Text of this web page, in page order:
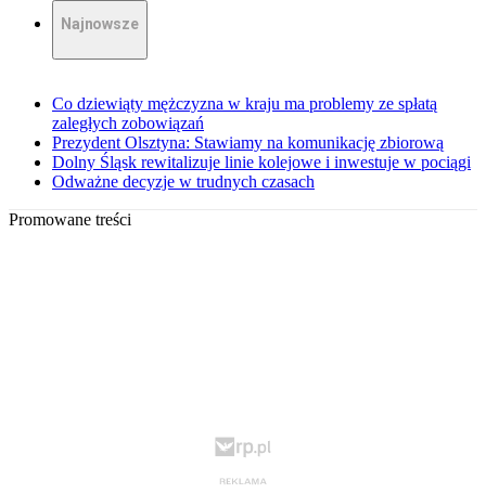
Najnowsze
Co dziewiąty mężczyzna w kraju ma problemy ze spłatą
zaległych zobowiązań
Prezydent Olsztyna: Stawiamy na komunikację zbiorową
Dolny Śląsk rewitalizuje linie kolejowe i inwestuje w pociągi
Odważne decyzje w trudnych czasach
Promowane treści